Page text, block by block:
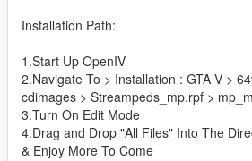
Installation Path:
1.Start Up OpenIV
2.Navigate To > Installation : GTA V >
cdimages > Streampeds_mp.rpf >
3.Turn On Edit Mode
4.Drag and Drop "All Files" Into The
& Enjoy More To Come